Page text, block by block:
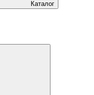
Каталог